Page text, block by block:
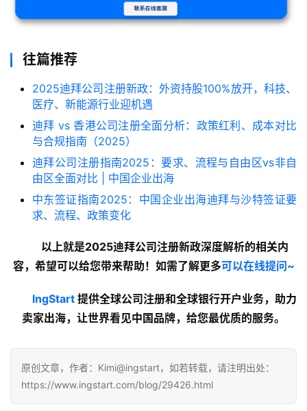
往篇推荐
2025迪拜公司注册新政：外资持股100%放开，科技、
医疗、新能源行业迎机遇
迪拜 vs 香港公司注册全面分析：政策红利、成本对比
与合规指南（2025）
迪拜公司注册指南2025：要求、流程与自由区vs非自
由区全面对比 | 中国企业出海
中东签证指南2025：中国企业出海迪拜与沙特签证要
求、流程、政策变化
以上就是2025迪拜公司注册新政深度解析的相关内
容，希望可以给您带来帮助！如需了解更多可以在线提问~
lngStart 提供全球公司注册和全球银行开户业务，助力
卖家出海，让世界看见中国品牌，给您最优质的服务。
原创文章，作者：Kimi@ingstart，如若转载，请注明出处：
https://www.ingstart.com/blog/29426.html